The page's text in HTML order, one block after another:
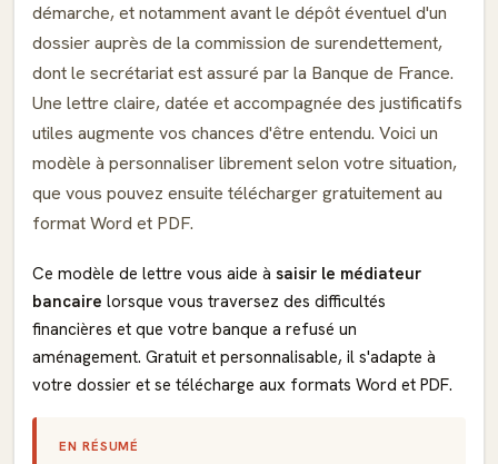
démarche, et notamment avant le dépôt éventuel d'un
dossier auprès de la commission de surendettement,
dont le secrétariat est assuré par la Banque de France.
Une lettre claire, datée et accompagnée des justificatifs
utiles augmente vos chances d'être entendu. Voici un
modèle à personnaliser librement selon votre situation,
que vous pouvez ensuite télécharger gratuitement au
format Word et PDF.
Ce modèle de lettre vous aide à saisir le médiateur
bancaire lorsque vous traversez des difficultés
financières et que votre banque a refusé un
aménagement. Gratuit et personnalisable, il s'adapte à
votre dossier et se télécharge aux formats Word et PDF.
EN RÉSUMÉ